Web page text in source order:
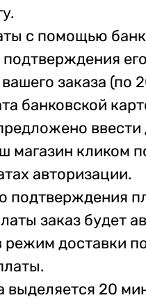
с помощью
подтверждения
заказа
банковской
магазин кликом
авторизации.
подтверждения
заказ будет
режим доставки
20